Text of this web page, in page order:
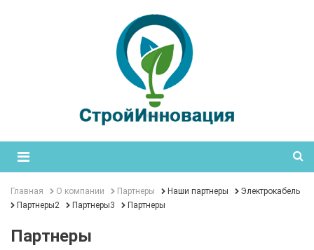
Главная О компании Партнеры Наши партнеры
Электрокабель
Партнеры2
Партнеры3 Партнеры
Партнеры